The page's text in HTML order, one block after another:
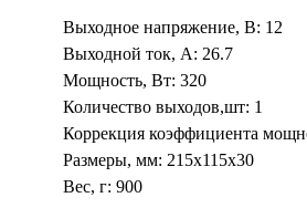
Выходное напряжение, В: 12
Выходной ток, А: 26.7
Мощность, Вт: 320
Количество выходов,шт: 1
Коррекция коэффициента
Размеры, мм: 215x115x30
Вес, г: 900